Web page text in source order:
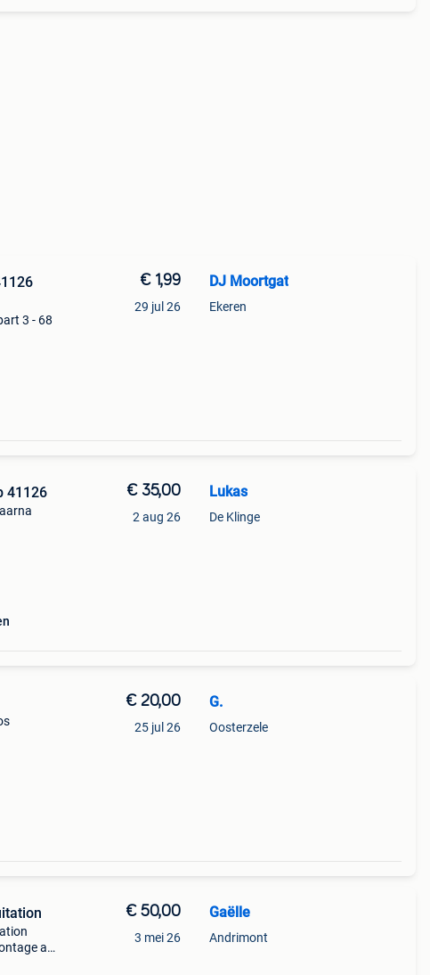
3 - 68
€ 1,99
29 jul 26
DJ Moortgat
Ekeren
41126 € 35,00
2 aug 26
Lukas
De Klinge
€ 20,00
25 jul 26
G.
Oosterzele
a
€ 50,00
3 mei 26
Gaëlle
Andrimont